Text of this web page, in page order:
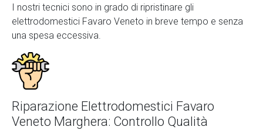
I nostri tecnici sono in grado di ripristinare gli
elettrodomestici Favaro Veneto in breve tempo e senza
una spesa eccessiva.
Riparazione Elettrodomestici Favaro
Veneto Marghera: Controllo Qualità